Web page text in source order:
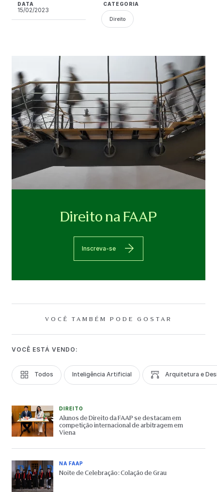
DATA
15/02/2023
CATEGORIA
Direito
Direito na FAAP
Inscreva-se
VOCÊ TAMBÉM PODE GOSTAR
VOCÊ ESTÁ VENDO:
Todos Inteligência Artificial Arquitetura e
DIREITO
Alunos de Direito da FAAP se destacam em
competição internacional de arbitragem em
Viena
NA FAAP
Noite de Celebração: Colação de Grau